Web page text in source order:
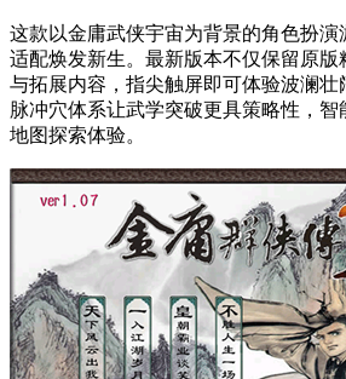
这款以金庸武侠宇宙为背景的角色扮
适配焕发新生。最新版本不仅保留原版
与拓展内容，指尖触屏即可体验波澜
脉冲穴体系让武学突破更具策略性，
地图探索体验。